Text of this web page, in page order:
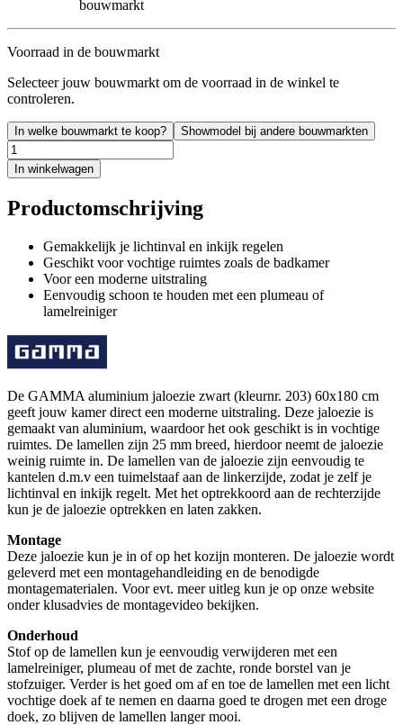
bouwmarkt
Voorraad in de bouwmarkt
Selecteer jouw bouwmarkt om de voorraad in de winkel te
controleren.
In welke bouwmarkt te koop? Showmodel bij andere bouwmarkten
In winkelwagen
Productomschrijving
Gemakkelijk je lichtinval en inkijk regelen
Geschikt voor vochtige ruimtes zoals de badkamer
Voor een moderne uitstraling
Eenvoudig schoon te houden met een plumeau of
lamelreiniger
De GAMMA aluminium jaloezie zwart (kleurnr. 203) 60x180 cm
geeft jouw kamer direct een moderne uitstraling. Deze jaloezie is
gemaakt van aluminium, waardoor het ook geschikt is in vochtige
ruimtes. De lamellen zijn 25 mm breed, hierdoor neemt de jaloezie
weinig ruimte in. De lamellen van de jaloezie zijn eenvoudig te
kantelen d.m.v een tuimelstaaf aan de linkerzijde, zodat je zelf je
lichtinval en inkijk regelt. Met het optrekkoord aan de rechterzijde
kun je de jaloezie optrekken en laten zakken.
Montage
Deze jaloezie kun je in of op het kozijn monteren. De jaloezie wordt
geleverd met een montagehandleiding en de benodigde
montagematerialen. Voor evt. meer uitleg kun je op onze website
onder klusadvies de montagevideo bekijken.
Onderhoud
Stof op de lamellen kun je eenvoudig verwijderen met een
lamelreiniger, plumeau of met de zachte, ronde borstel van je
stofzuiger. Verder is het goed om af en toe de lamellen met een licht
vochtige doek af te nemen en daarna goed te drogen met een droge
doek, zo blijven de lamellen langer mooi.